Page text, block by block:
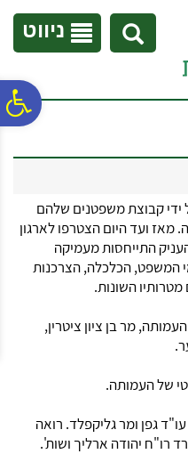
ניווט
נוסדה בתחילת שנת 2008 על ידי קבוצת משפטנים שלהם
מאז ועד היום הצטרפו לארגון
התייחסות מעמיקה
המשפט, הכלכלה, הצרכנות
השונות.
מר בן ציון ציטרין,
של העמותה.
גפן ומר גליקפלד. רואה
רו"ח יהודה ארליך ושות'.